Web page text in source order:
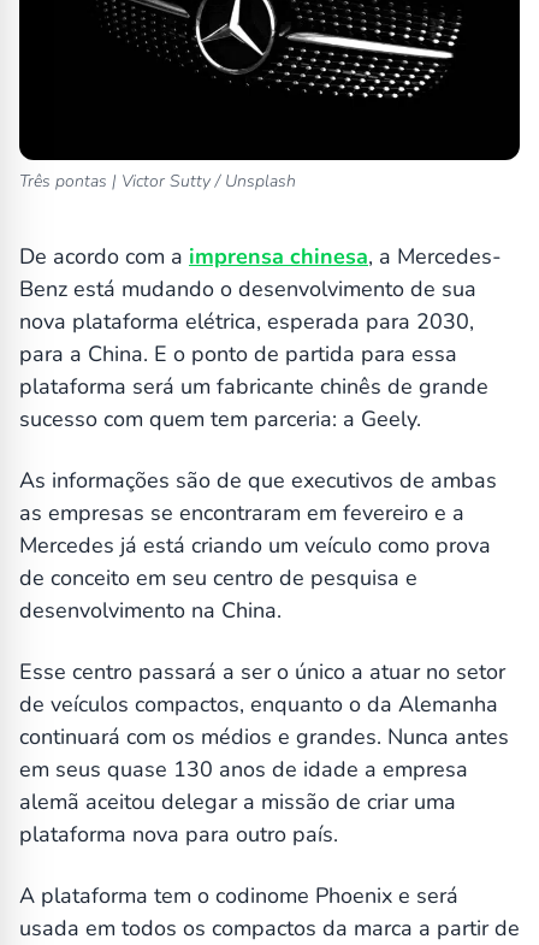
Três pontas | Victor Sutty / Unsplash
De acordo com a imprensa chinesa, a Mercedes-
Benz está mudando o desenvolvimento de sua
nova plataforma elétrica, esperada para 2030,
para a China. E o ponto de partida para essa
plataforma será um fabricante chinês de grande
sucesso com quem tem parceria: a Geely.
As informações são de que executivos de ambas
as empresas se encontraram em fevereiro e a
Mercedes já está criando um veículo como prova
de conceito em seu centro de pesquisa e
desenvolvimento na China.
Esse centro passará a ser o único a atuar no setor
de veículos compactos, enquanto o da Alemanha
continuará com os médios e grandes. Nunca antes
em seus quase 130 anos de idade a empresa
alemã aceitou delegar a missão de criar uma
plataforma nova para outro país.
A plataforma tem o codinome Phoenix e será
usada em todos os compactos da marca a partir de